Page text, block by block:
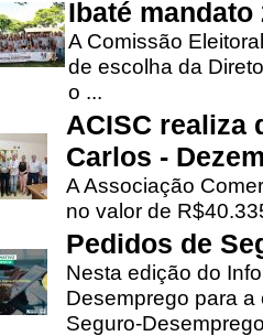
Ibaté mandato
A Comissão
de escolha da
o ...
ACISC realiza
Carlos -
A Associação
no valor de
Pedidos de
Nesta edição do
Desemprego para
Seguro-